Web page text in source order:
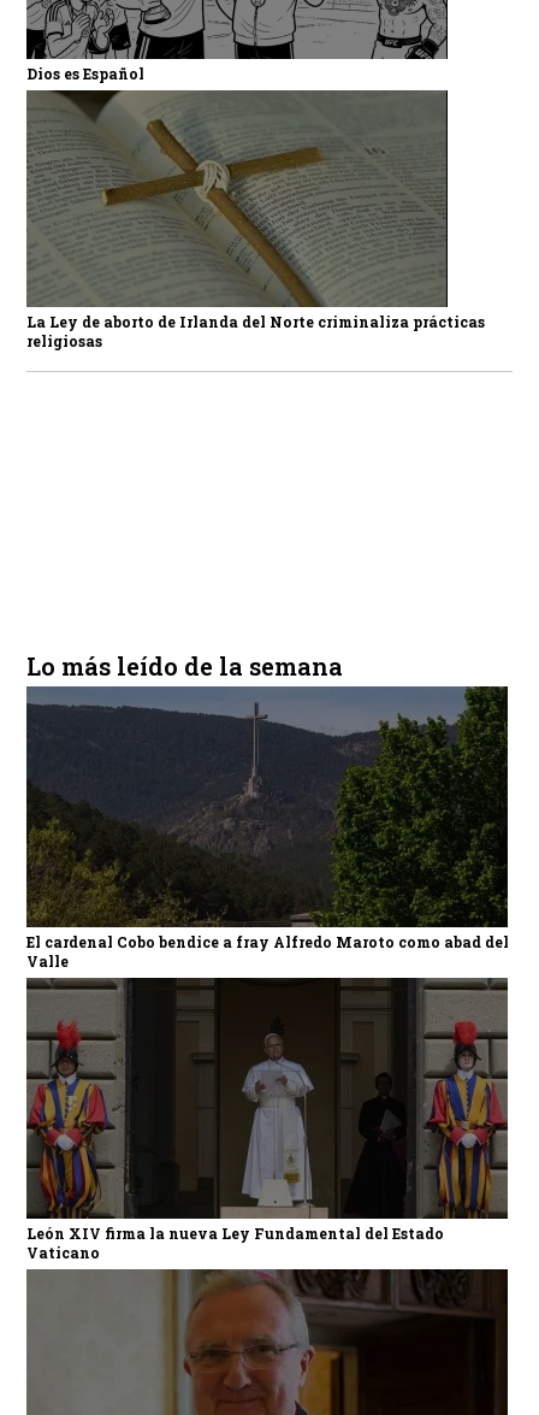
Dios es Español
La Ley de aborto de Irlanda del Norte criminaliza prácticas
religiosas
Lo más leído de la semana
El cardenal Cobo bendice a fray Alfredo Maroto como abad del
Valle
León XIV firma la nueva Ley Fundamental del Estado
Vaticano